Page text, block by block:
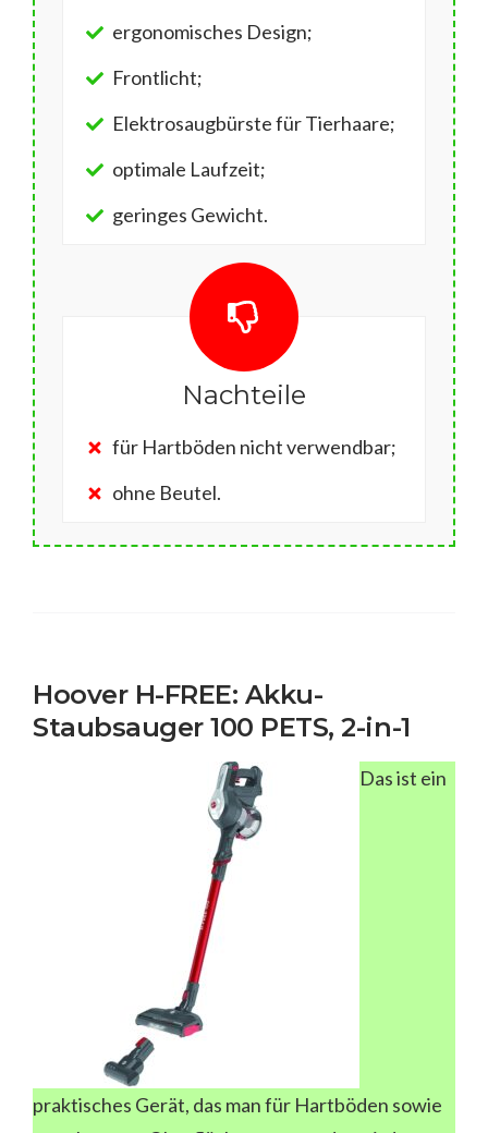
ergonomisches Design;
Frontlicht;
Elektrosaugbürste für Tierhaare;
optimale Laufzeit;
geringes Gewicht.
Nachteile
für Hartböden nicht verwendbar;
ohne Beutel.
Hoover H-FREE: Akku-
Staubsauger 100 PETS, 2-in-1
Das ist ein
praktisches Gerät, das man für Hartböden sowie